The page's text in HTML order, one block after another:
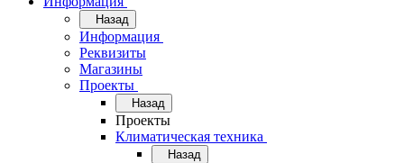
Назад
Информация
Реквизиты
Магазины
Проекты
Назад
Проекты
Климатическая техника
Назад